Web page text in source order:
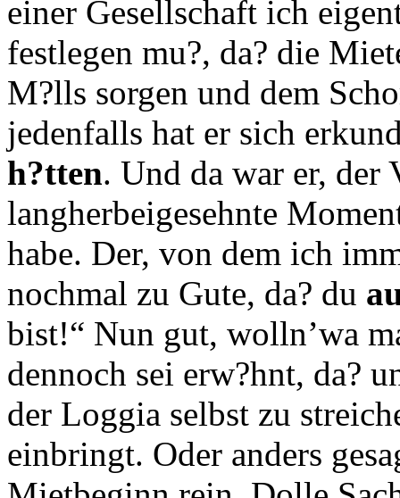
einer Gesellschaft ich
festlegen mu?, da? die
M?lls sorgen und dem
jedenfalls hat er sich
h?tten. Und da war er, der
langherbeigesehnte
habe. Der, von dem ich
nochmal zu Gute, da? du
bist!“ Nun gut, wolln’wa
dennoch sei erw?hnt, da?
der Loggia selbst zu
einbringt. Oder anders